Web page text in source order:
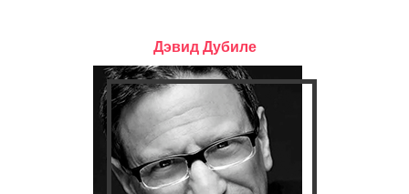
Дэвид Дубиле